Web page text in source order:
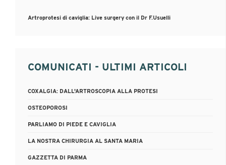
Artroprotesi di caviglia: Live surgery con il Dr F.Usuelli
COMUNICATI - ULTIMI ARTICOLI
COXALGIA: DALL'ARTROSCOPIA ALLA PROTESI
OSTEOPOROSI
PARLIAMO DI PIEDE E CAVIGLIA
LA NOSTRA CHIRURGIA AL SANTA MARIA
GAZZETTA DI PARMA